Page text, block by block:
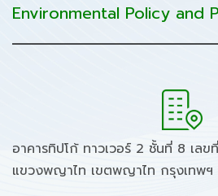
Environmental Policy and
อาคารทิปโก้ ทาวเวอร์ 2 ชั้นที่ 8 เลข
แขวงพญาไท เขตพญาไท กรุงเทพ